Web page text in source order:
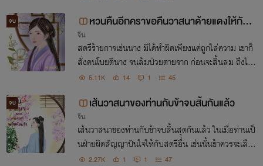
จบ
หวนคืนอีกคราขอคืนวาสนาด้ายแดงให้กับท่
าน
จีน
สตรีร้ายกาจเช่นนาง มิได้ทำผิดเพียงแค่ถูกใส่ความ เขาก็
สั่งคนโบยตีนาง จนล้มป่วยตายจาก ก่อนจะสิ้นลม ถึงได้รู้
ว่าตนเองช่างโง่งม มิน่ามีใจรักมั่นให้กับสามี หากจะย้อนก
5.11K 14 1 45
จบ เส้นวาสนาของท่านกับข้าจบสิ้นกันแล้ว
จีน
เส้นวาสนาของท่านกับข้าจบสิ้นสุดกันแล้ว ในเมื่อท่านเป็
นฝ่ายผิดสัญญาปันใจให้กับสตรีอื่น เช่นนั้นข้าควรจะเลือก
ที่จะถอยออกมา
2.27K 1 1 47